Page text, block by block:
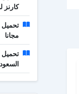
كارنز
مجانا
السعودية